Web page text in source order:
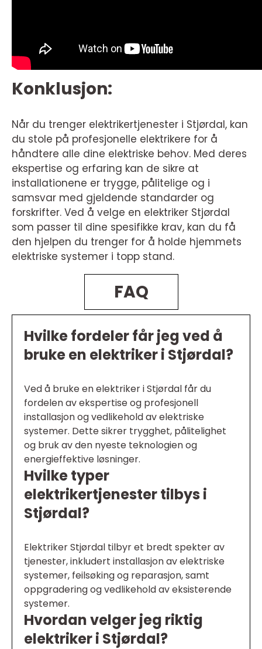
Konklusjon:
Når du trenger elektrikertjenester i Stjørdal, kan
du stole på profesjonelle elektrikere for å
håndtere alle dine elektriske behov. Med deres
ekspertise og erfaring kan de sikre at
installationene er trygge, pålitelige og i
samsvar med gjeldende standarder og
forskrifter. Ved å velge en elektriker Stjørdal
som passer til dine spesifikke krav, kan du få
den hjelpen du trenger for å holde hjemmets
elektriske systemer i topp stand.
FAQ
Hvilke fordeler får jeg ved å
bruke en elektriker i Stjørdal?
Ved å bruke en elektriker i Stjørdal får du
fordelen av ekspertise og profesjonell
installasjon og vedlikehold av elektriske
systemer. Dette sikrer trygghet, pålitelighet
og bruk av den nyeste teknologien og
energieffektive løsninger.
Hvilke typer
elektrikertjenester tilbys i
Stjørdal?
Elektriker Stjørdal tilbyr et bredt spekter av
tjenester, inkludert installasjon av elektriske
systemer, feilsøking og reparasjon, samt
oppgradering og vedlikehold av eksisterende
systemer.
Hvordan velger jeg riktig
elektriker i Stjørdal?